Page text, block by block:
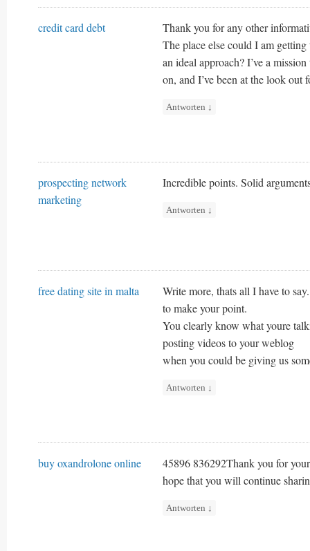
credit card debt
Thank you for any other
The place else could I am
an ideal approach? I’ve a
on, and I’ve been at the look out
Antworten ↓
prospecting network
marketing
Incredible points. Solid
Antworten ↓
free dating site in malta
Write more, thats all I have to
to make your point.
You clearly know what youre
posting videos to your weblog
when you could be giving us
Antworten ↓
buy oxandrolone online
45896 836292Thank you for
hope that you will continue
Antworten ↓